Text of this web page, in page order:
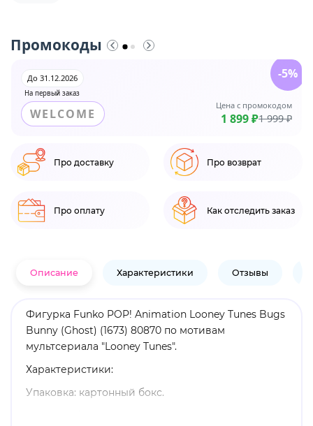
Промокоды
На первый заказ
До 31.12.2026
WELCOME
Цена с промокодом
1 899 ₽1 999 ₽
-5%
Про доставку Про возврат
Про оплату Как отследить заказ
Описание Характеристики Отзывы
Фигурка Funko POP! Animation Looney Tunes Bugs
Bunny (Ghost) (1673) 80870 по мотивам
мультсериала "Looney Tunes".
Характеристики:
Упаковка: картонный бокс.